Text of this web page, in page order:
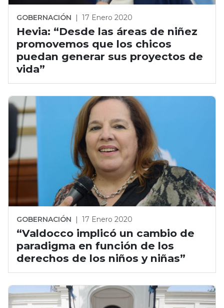
GOBERNACIÓN | 17 Enero 2020
Hevia: “Desde las áreas de niñez
promovemos que los chicos
puedan generar sus proyectos de
vida”
GOBERNACIÓN | 17 Enero 2020
“Valdocco implicó un cambio de
paradigma en función de los
derechos de los niños y niñas”